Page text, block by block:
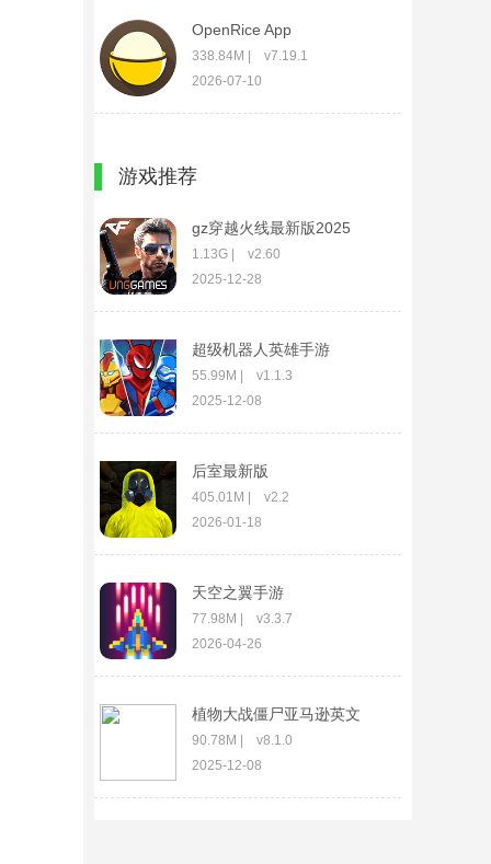
OpenRice App
338.84M | v7.19.1
2026-07-10
43.71M | v3.25.0417
游戏推荐
gz穿越火线最新版2025
1.13G | v2.60
2025-12-28
超级机器人英雄手游
55.99M | v1.1.3
2025-12-08
后室最新版
405.01M | v2.2
2026-01-18
天空之翼手游
77.98M | v3.3.7
2026-04-26
植物大战僵尸亚马逊英文
版
90.78M | v8.1.0
2025-12-08